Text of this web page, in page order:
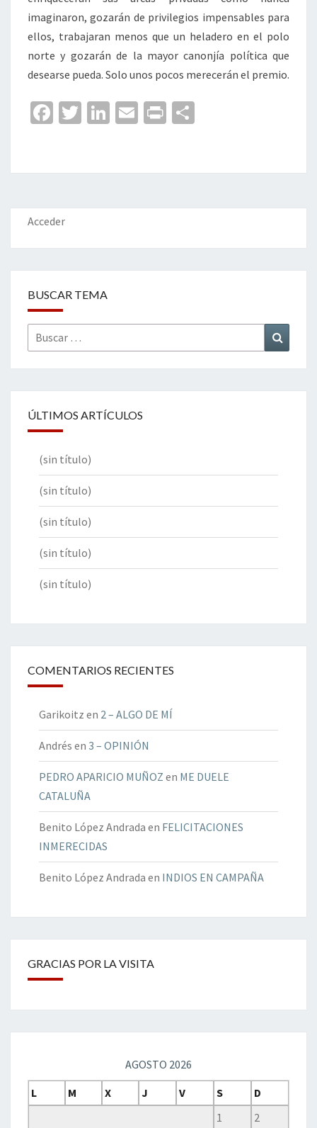
imaginaron, gozarán de privilegios impensables para
ellos, trabajaran menos que un heladero en el polo
norte y gozarán de la mayor canonjía política que
desearse pueda. Solo unos pocos merecerán el premio.
Fa
o
o
k
T
er
Li
dI
n
E
l
Pr
p
ar
Acceder
BUSCAR TEMA
Buscar
por:
ÚLTIMOS ARTÍCULOS
(sin título)
(sin título)
(sin título)
(sin título)
(sin título)
COMENTARIOS RECIENTES
Garikoitz en 2 – ALGO DE MÍ
Andrés en 3 – OPINIÓN
PEDRO APARICIO MUÑOZ en ME DUELE
CATALUÑA
Benito López Andrada en FELICITACIONES
INMERECIDAS
Benito López Andrada en INDIOS EN CAMPAÑA
GRACIAS POR LA VISITA
AGOSTO 2026
L
M X J V S
D
1
2